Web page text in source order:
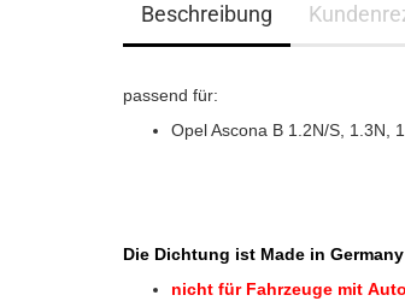
Beschreibung
passend für:
Opel Ascona B 1.2N/S, 1.3N,
Die Dichtung ist Made in
nicht für Fahrzeuge mit